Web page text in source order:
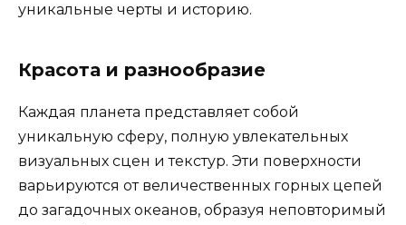
уникальные черты и историю.
Красота и разнообразие
Каждая планета представляет собой
уникальную сферу, полную увлекательных
визуальных сцен и текстур. Эти поверхности
варьируются от величественных горных цепей
до загадочных океанов, образуя неповторимый